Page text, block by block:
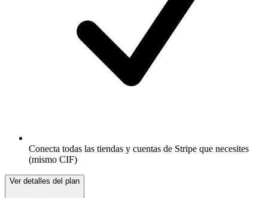
Conecta todas las tiendas y cuentas de Stripe que necesites
(mismo CIF)
Ver detalles del plan